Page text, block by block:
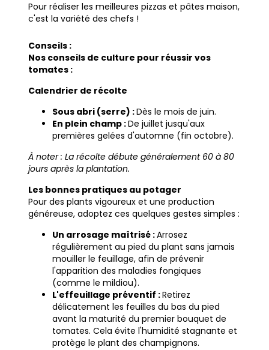
Pour réaliser les meilleures pizzas et pâtes maison,
c'est la variété des chefs !
Conseils :
Nos conseils de culture pour réussir vos
tomates :
Calendrier de récolte
Sous abri (serre) :Dès le mois de juin.
En plein champ :De juillet jusqu'aux
premières gelées d'automne (fin octobre).
À noter : La récolte débute généralement 60 à 80
jours après la plantation.
Les bonnes pratiques au potager
Pour des plants vigoureux et une production
généreuse, adoptez ces quelques gestes simples :
Un arrosage maîtrisé :Arrosez
régulièrement au pied du plant sans jamais
mouiller le feuillage, afin de prévenir
l'apparition des maladies fongiques
(comme le mildiou).
L'effeuillage préventif :Retirez
délicatement les feuilles du bas du pied
avant la maturité du premier bouquet de
tomates. Cela évite l'humidité stagnante et
protège le plant des champignons.